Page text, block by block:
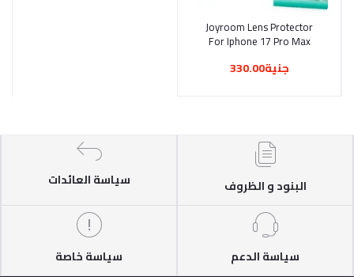
أضف إلى السلة
Joyroom Lens Protector
For Iphone 17 Pro Max
جنية330.00
البنود و الظروف سياسة العائدات
سياسة الدعم سياسة خاصة